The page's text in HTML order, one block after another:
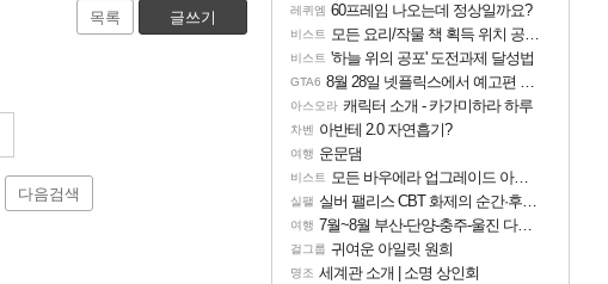
목록 글쓰기
다음검색
레퀴엠 60프레임 나오는데 정상일까요?
비스트 모든 요리/작물 책 획득 위치 공략 (36개) - 미식가 도전과제
비스트 '하늘 위의 공포' 도전과제 달성법
GTA6 8월 28일 넷플릭스에서 예고편 공개 예정
아스오라 캐릭터 소개 - 카가미하라 하루
차벤 아반테 2.0 자연흡기?
여행 운문댐
비스트 모든 바우에라 업그레이드 아이템 획득 위치 공략 (89개)
실팰 실버 팰리스 CBT 화제의 순간·후기 모음
여행 7월~8월 부산-단양-충주-울진 다녀왔어요~
걸그룹 귀여운 아일릿 원희
명조 세계관 소개 | 소명 상인회